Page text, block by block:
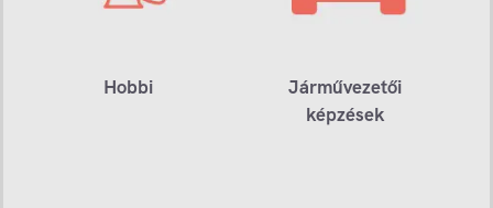
Hobbi
Járművezetői
képzések